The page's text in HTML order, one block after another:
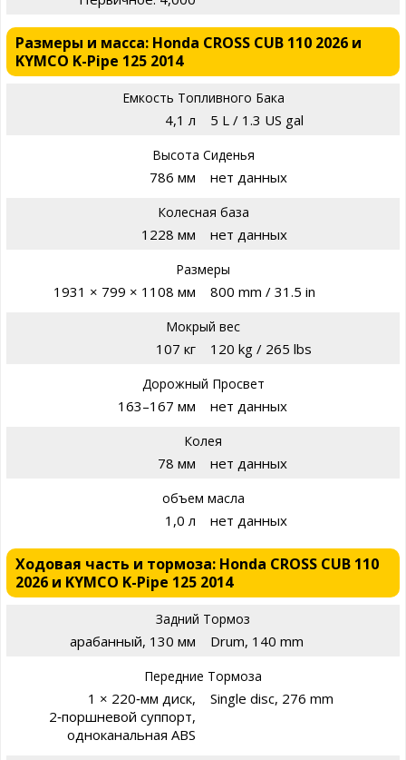
Размеры и масса: Honda CROSS CUB 110 2026 и
KYMCO K-Pipe 125 2014
Емкость Топливного Бака
4,1 л 5 L / 1.3 US gal
Высота Сиденья
786 мм нет данных
Колесная база
1228 мм нет данных
Размеры
1931 × 799 × 1108 мм 800 mm / 31.5 in
Мокрый вес
107 кг 120 kg / 265 lbs
Дорожный Просвет
163–167 мм нет данных
Колея
78 мм нет данных
объем масла
1,0 л нет данных
Ходовая часть и тормоза: Honda CROSS CUB 110
2026 и KYMCO K-Pipe 125 2014
Задний Тормоз
арабанный, 130 мм Drum, 140 mm
Передние Тормоза
1 × 220‑мм диск,
2‑поршневой суппорт,
одноканальная ABS
Single disc, 276 mm